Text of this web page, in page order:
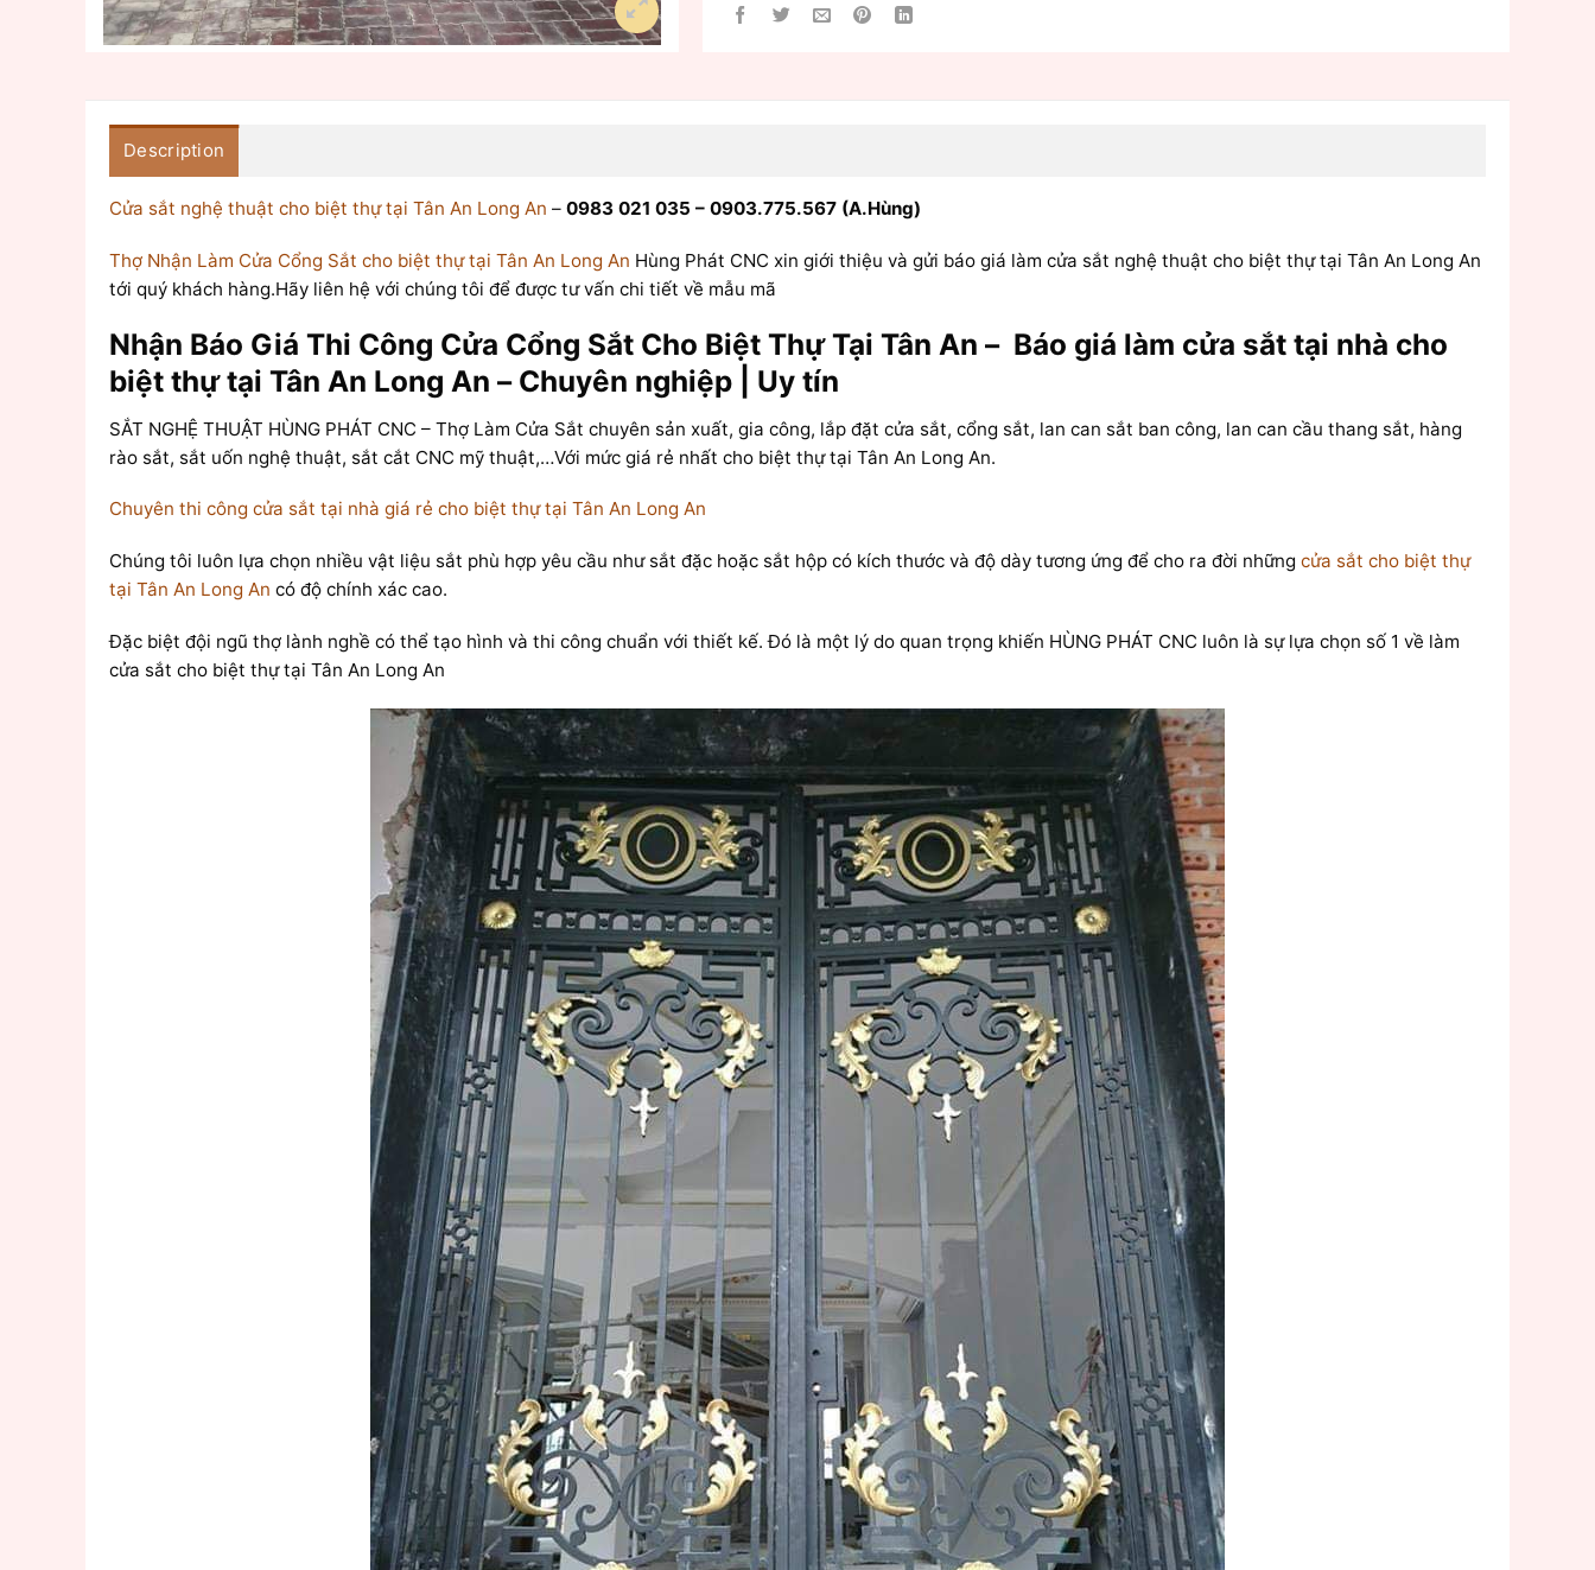
Description
Cửa sắt nghệ thuật cho biệt thự tại Tân An Long An – 0983 021 035 – 0903.775.567 (A.Hùng)
Thợ Nhận Làm Cửa Cổng Sắt cho biệt thự tại Tân An Long An Hùng Phát CNC xin giới thiệu và gửi báo giá làm cửa sắt nghệ thuật cho biệt thự tại Tân An Long An
tới quý khách hàng.Hãy liên hệ với chúng tôi để được tư vấn chi tiết về mẫu mã
Nhận Báo Giá Thi Công Cửa Cổng Sắt Cho Biệt Thự Tại Tân An – Báo giá làm cửa sắt tại nhà cho
biệt thự tại Tân An Long An – Chuyên nghiệp | Uy tín
SẮT NGHỆ THUẬT HÙNG PHÁT CNC – Thợ Làm Cửa Sắt chuyên sản xuất, gia công, lắp đặt cửa sắt, cổng sắt, lan can sắt ban công, lan can cầu thang sắt, hàng
rào sắt, sắt uốn nghệ thuật, sắt cắt CNC mỹ thuật,…Với mức giá rẻ nhất cho biệt thự tại Tân An Long An.
Chuyên thi công cửa sắt tại nhà giá rẻ cho biệt thự tại Tân An Long An
Chúng tôi luôn lựa chọn nhiều vật liệu sắt phù hợp yêu cầu như sắt đặc hoặc sắt hộp có kích thước và độ dày tương ứng để cho ra đời những cửa sắt cho biệt thự
tại Tân An Long An có độ chính xác cao.
Đặc biệt đội ngũ thợ lành nghề có thể tạo hình và thi công chuẩn với thiết kế. Đó là một lý do quan trọng khiến HÙNG PHÁT CNC luôn là sự lựa chọn số 1 về làm
cửa sắt cho biệt thự tại Tân An Long An